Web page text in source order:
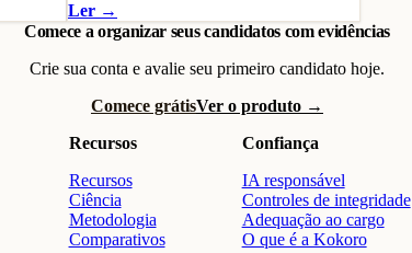
Ler →
Comece a organizar seus candidatos com evidências
Crie sua conta e avalie seu primeiro candidato hoje.
Comece grátisVer o produto →
Recursos
Recursos
Ciência
Metodologia
Comparativos
Confiança
IA responsável
Controles de integridade
Adequação ao cargo
O que é a Kokoro